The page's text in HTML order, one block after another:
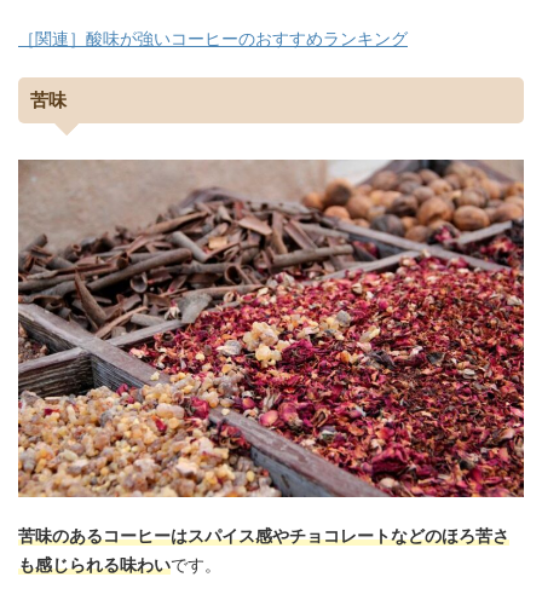
［関連］酸味が強いコーヒーのおすすめランキング
苦味
苦味のあるコーヒーはスパイス感やチョコレートなどのほろ苦さ
も感じられる味わいです。